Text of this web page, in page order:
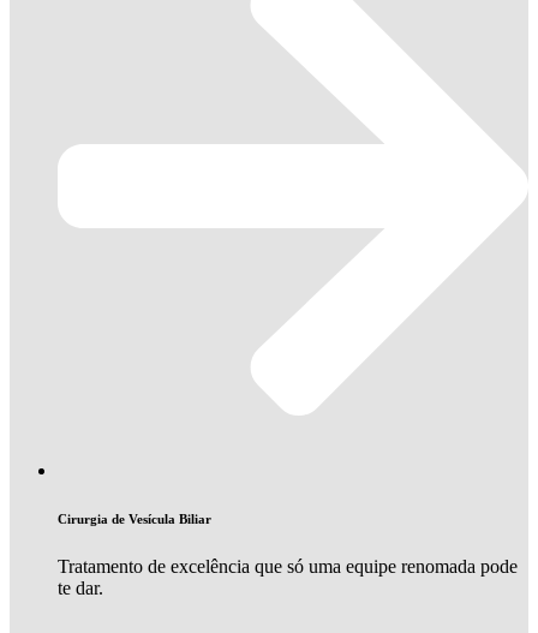
Cirurgia de Vesícula Biliar
Tratamento de excelência que só uma equipe renomada pode
te dar.